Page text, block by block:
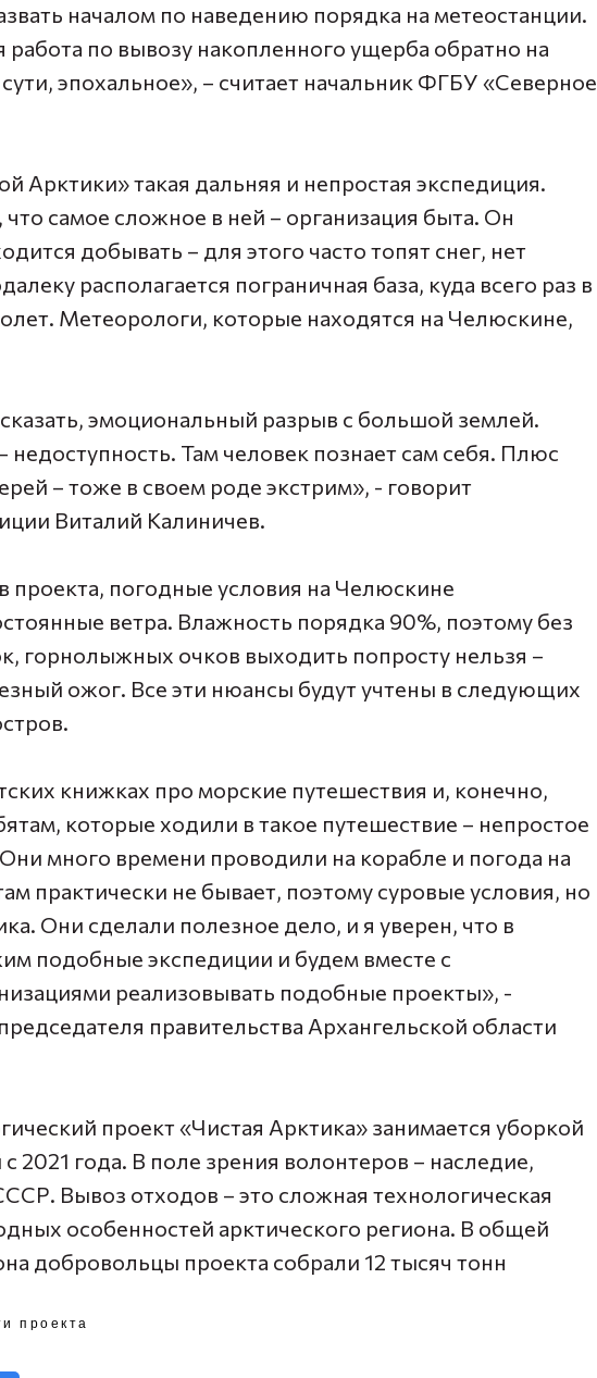
началом по наведению порядка на метеостанции.
работа по вывозу накопленного ущерба обратно на
эпохальное», – считает начальник ФГБУ «Северное
Арктики» такая дальняя и непростая экспедиция.
самое сложное в ней – организация быта. Он
добывать – для этого часто топят снег, нет
располагается пограничная база, куда всего раз в
Метеорологи, которые находятся на Челюскине,
эмоциональный разрыв с большой землей.
недоступность. Там человек познает сам себя. Плюс
– тоже в своем роде экстрим», - говорит
Виталий Калиничев.
проекта, погодные условия на Челюскине
ветра. Влажность порядка 90%, поэтому без
горнолыжных очков выходить попросту нельзя –
ожог. Все эти нюансы будут учтены в следующих
книжках про морские путешествия и, конечно,
которые ходили в такое путешествие – непростое
много времени проводили на корабле и погода на
практически не бывает, поэтому суровые условия, но
Они сделали полезное дело, и я уверен, что в
подобные экспедиции и будем вместе с
реализовывать подобные проекты», -
правительства Архангельской области
проект «Чистая Арктика» занимается уборкой
2021 года. В поле зрения волонтеров – наследие,
Вывоз отходов – это сложная технологическая
особенностей арктического региона. В общей
добровольцы проекта собрали 12 тысяч тонн
проекта